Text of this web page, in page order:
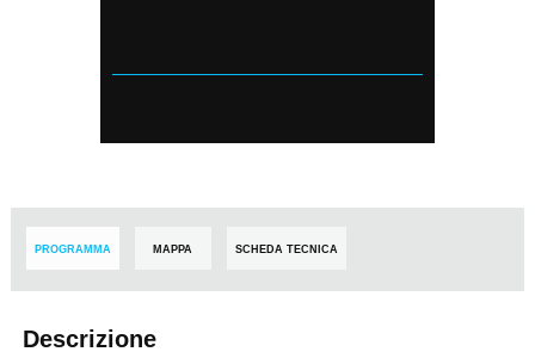
PROGRAMMA MAPPA SCHEDA TECNICA
Descrizione